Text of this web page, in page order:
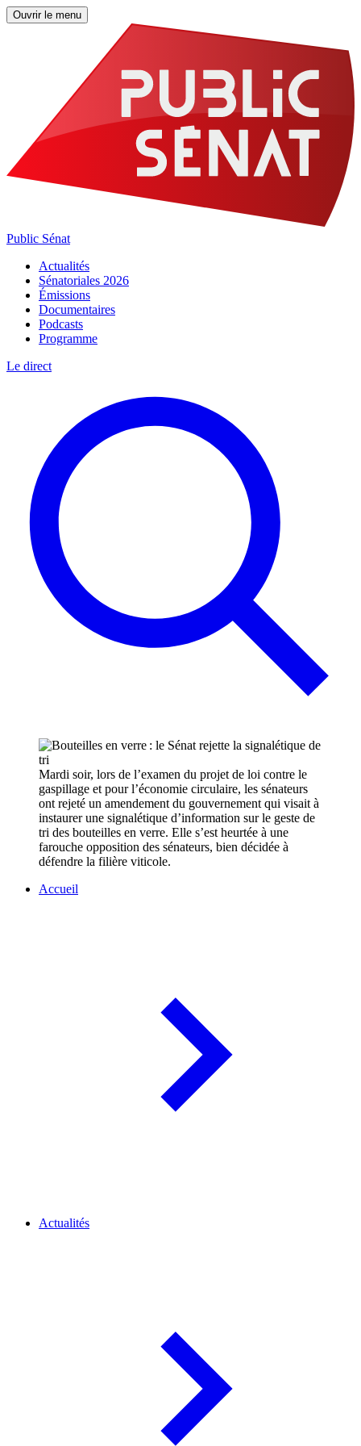
Ouvrir le menu
Public Sénat
Actualités
Sénatoriales 2026
Émissions
Documentaires
Podcasts
Programme
Le direct
Mardi soir, lors de l’examen du projet de loi contre le
gaspillage et pour l’économie circulaire, les sénateurs
ont rejeté un amendement du gouvernement qui visait à
instaurer une signalétique d’information sur le geste de
tri des bouteilles en verre. Elle s’est heurtée à une
farouche opposition des sénateurs, bien décidée à
défendre la filière viticole.
Accueil
Actualités